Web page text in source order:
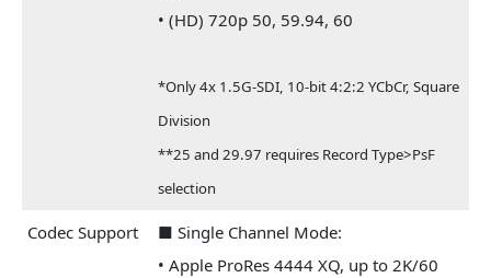
• (HD) 720p 50, 59.94, 60
*Only 4x 1.5G-SDI, 10-bit 4:2:2 YCbCr, Square
Division
**25 and 29.97 requires Record Type>PsF
selection
Codec Support
■ Single Channel Mode:
• Apple ProRes 4444 XQ, up to 2K/60